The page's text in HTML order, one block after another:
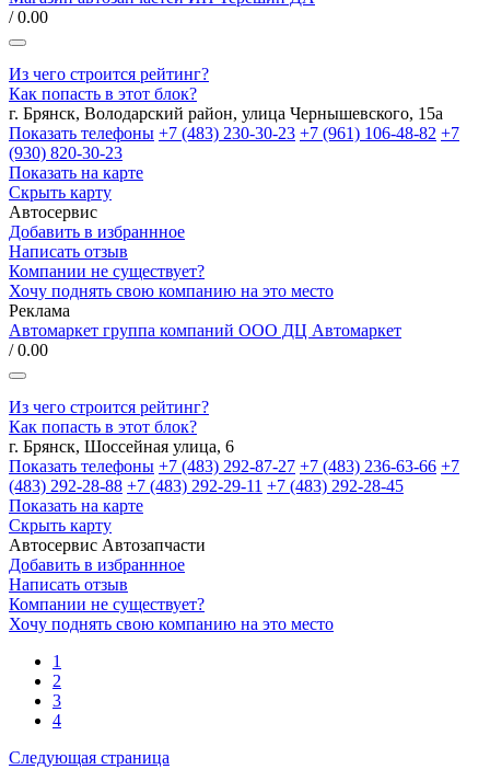
/ 0.00
Из чего строится рейтинг?
Как попасть в этот блок?
г. Брянск, Володарский район, улица Чернышевского, 15а
Показать телефоны +7 (483) 230-30-23 +7 (961) 106-48-82 +7
(930) 820-30-23
Показать на карте
Скрыть карту
Автосервис
Добавить в избраннное
Написать отзыв
Компании не существует?
Хочу поднять свою компанию на это место
Реклама
Автомаркет группа компаний ООО ДЦ Автомаркет
/ 0.00
Из чего строится рейтинг?
Как попасть в этот блок?
г. Брянск, Шоссейная улица, 6
Показать телефоны +7 (483) 292-87-27 +7 (483) 236-63-66 +7
(483) 292-28-88 +7 (483) 292-29-11 +7 (483) 292-28-45
Показать на карте
Скрыть карту
Автосервис Автозапчасти
Добавить в избраннное
Написать отзыв
Компании не существует?
Хочу поднять свою компанию на это место
1
2
3
4
Следующая страница